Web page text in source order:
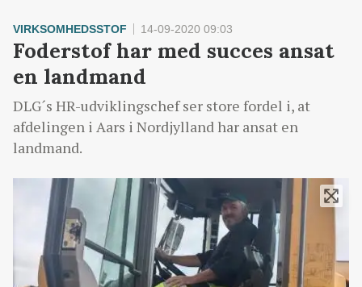
VIRKSOMHEDSSTOF 14-09-2020 09:03
Foderstof har med succes ansat
en landmand
DLG´s HR-udviklingschef ser store fordel i, at
afdelingen i Aars i Nordjylland har ansat en
landmand.